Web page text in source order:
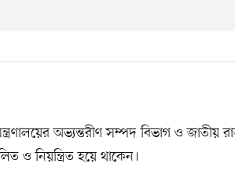
অভ্যন্তরীণ সম্পদ বিভাগ ও জাতীয়
ও নিয়ন্ত্রিত হয়ে থাকেন।